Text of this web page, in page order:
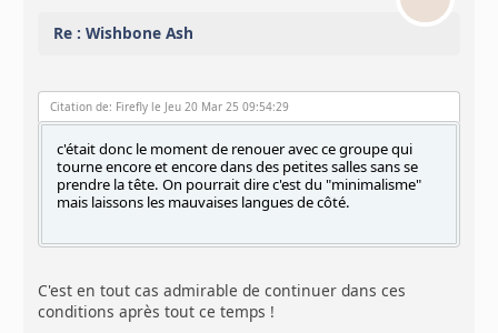
Re : Wishbone Ash
Citation de: Firefly le Jeu 20 Mar 25 09:54:29
c'était donc le moment de renouer avec ce groupe qui
tourne encore et encore dans des petites salles sans se
prendre la tête. On pourrait dire c'est du "minimalisme"
mais laissons les mauvaises langues de côté.
C'est en tout cas admirable de continuer dans ces
conditions après tout ce temps !